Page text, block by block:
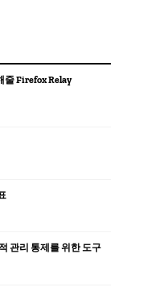
줄 Firefox Relay
관리 통제를 위한 도구